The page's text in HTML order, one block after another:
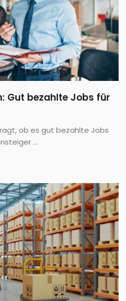
Gut bezahlte Jobs für
ob es gut bezahlte Jobs
...